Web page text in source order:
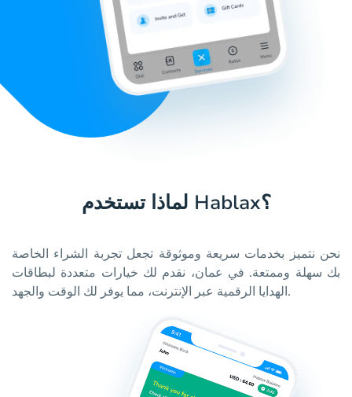
لماذا تستخدم Hablax؟
نحن نتميز بخدمات سريعة وموثوقة تجعل تجربة الشراء الخاصة
بك سهلة وممتعة. في عمان، نقدم لك خيارات متعددة لبطاقات
الهدايا الرقمية عبر الإنترنت، مما يوفر لك الوقت والجهد.